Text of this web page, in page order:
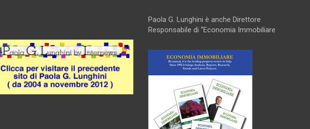
Paola G. Lunghini è anche Direttore
Responsabile di “Economia Immobiliare